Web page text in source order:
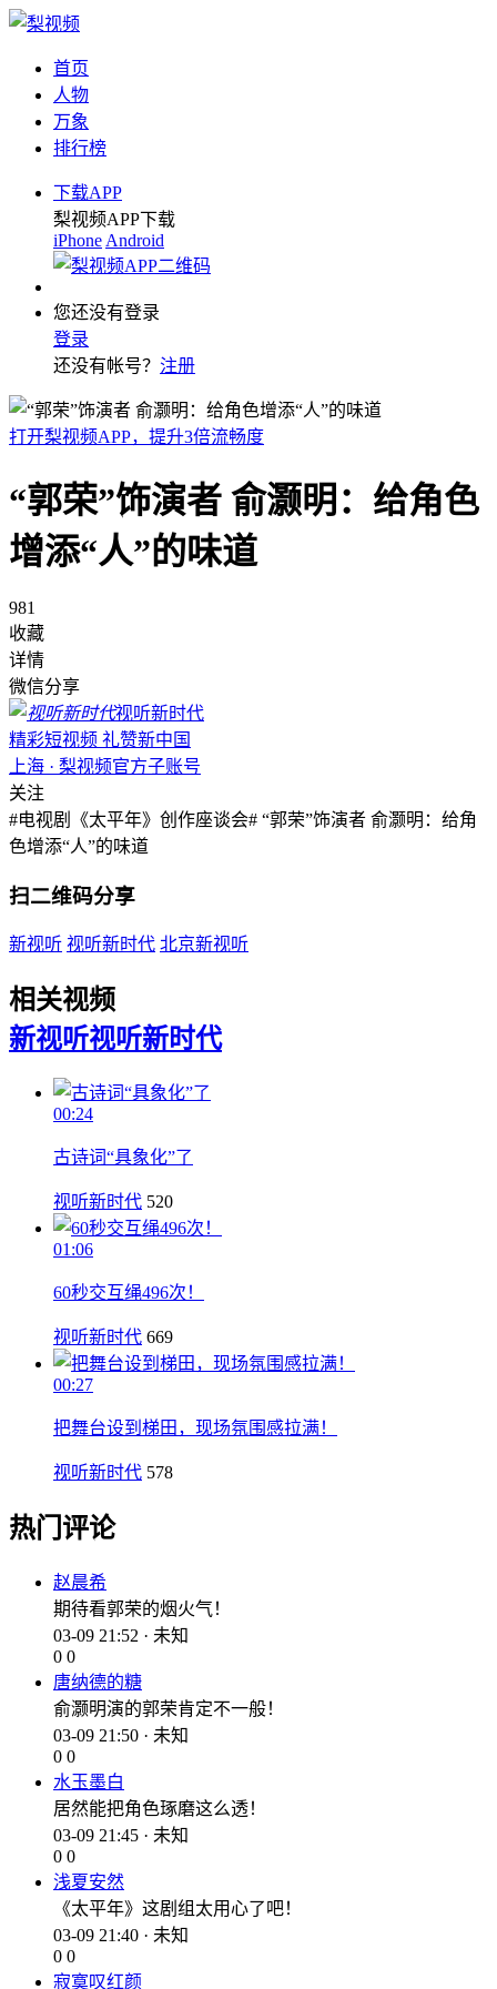
首页
人物
万象
排行榜
下载APP
梨视频APP下载
iPhone Android
您还没有登录
登录
还没有帐号？ 注册
打开梨视频APP，提升3倍流畅度
“郭荣”饰演者 俞灏明：给角色
增添“人”的味道
981
收藏
详情
微信分享
视听新时代
精彩短视频 礼赞新中国
上海 · 梨视频官方子账号
关注
#电视剧《太平年》创作座谈会# “郭荣”饰演者 俞灏明：给角
色增添“人”的味道
扫二维码分享
新视听 视听新时代 北京新视听
相关视频
新视听视听新时代
00:24
古诗词“具象化”了
视听新时代 520
01:06
60秒交互绳496次！
视听新时代 669
00:27
把舞台设到梯田，现场氛围感拉满！
视听新时代 578
热门评论
赵晨希
期待看郭荣的烟火气！
03-09 21:52 · 未知
0 0
唐纳德的糖
俞灏明演的郭荣肯定不一般！
03-09 21:50 · 未知
0 0
水玉墨白
居然能把角色琢磨这么透！
03-09 21:45 · 未知
0 0
浅夏安然
《太平年》这剧组太用心了吧！
03-09 21:40 · 未知
0 0
寂寞叹红颜